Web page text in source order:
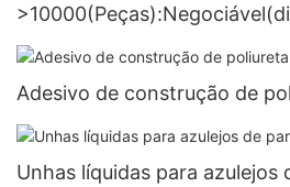
PeçasEUA.7 Fornecedores
Adesivo de construção de
Unhas líquidas para azulejos